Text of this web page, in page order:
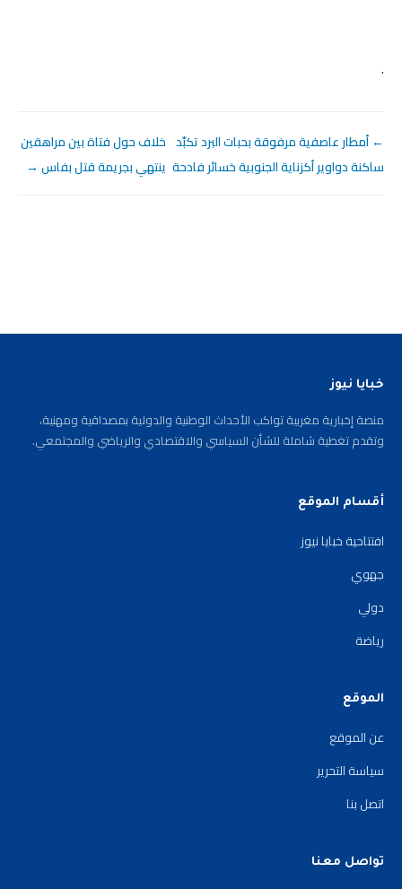
.
← أمطار عاصفية مرفوقة بحبات البرد تكبّد
ساكنة دواوير أكزناية الجنوبية خسائر فادحة
خلاف حول فتاة بين مراهقين
ينتهي بجريمة قتل بفاس →
خبايا نيوز
منصة إخبارية مغربية تواكب الأحداث الوطنية والدولية بمصداقية ومهنية،
وتقدم تغطية شاملة للشأن السياسي والاقتصادي والرياضي والمجتمعي.
أقسام الموقع
افتتاحية خبايا نيوز
جهوي
دولي
رياضة
الموقع
عن الموقع
سياسة التحرير
اتصل بنا
تواصل معنا